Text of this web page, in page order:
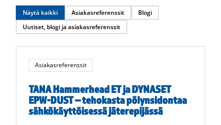
Näytä kaikki Asiakasreferenssit
Blogi
Uutiset, blogi ja asiakasreferenssit
Asiakasreferenssit
TANA Hammerhead ET ja DYNASET
EPW-DUST – tehokasta pölynsidontaa
sähkökäyttöisessä jäterepijässä